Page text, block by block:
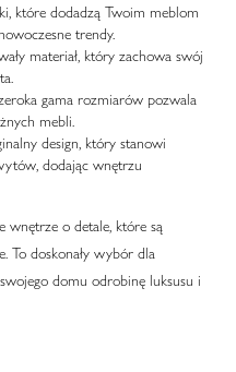
które dodadzą Twoim meblom
trendy.
materiał, który zachowa swój
gama rozmiarów pozwala
mebli.
design, który stanowi
dodając wnętrzu
wnętrze o detale, które są
To doskonały wybór dla
domu odrobinę luksusu i